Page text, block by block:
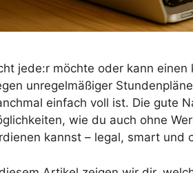
jede:r möchte oder kann
unregelmäßiger
einfach voll ist. Die gute
wie du auch ohne
kannst – legal, smart und